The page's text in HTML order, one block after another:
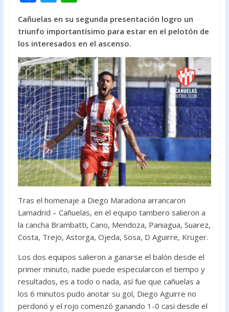
ac
e
b
o
o
k
itt
er
at
s
A
p
p
Cañuelas en su segunda presentación logro un
triunfo importantísimo para estar en el pelotón de
los interesados en el ascenso.
Tras el homenaje a Diego Maradona arrancaron
Lamadrid – Cañuelas, en el equipo tambero salieron a
la cancha Brambatti, Cano, Mendoza, Paniagua, Suarez,
Costa, Trejo, Astorga, Ojeda, Sosa, D Aguirre, Krüger.
Los dos equipos salieron a ganarse el balón desde el
primer minuto, nadie puede especularcon el tiempo y
resultados, es a todo o nada, así fue que cañuelas a
los 6 minutos pudo anotar su gol, Diego Aguirre no
perdonó y el rojo comenzó ganando 1-0 casi desde el